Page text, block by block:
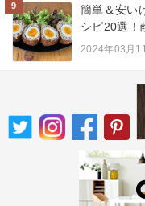
9
簡単＆安い
シピ20選！
2024年03月